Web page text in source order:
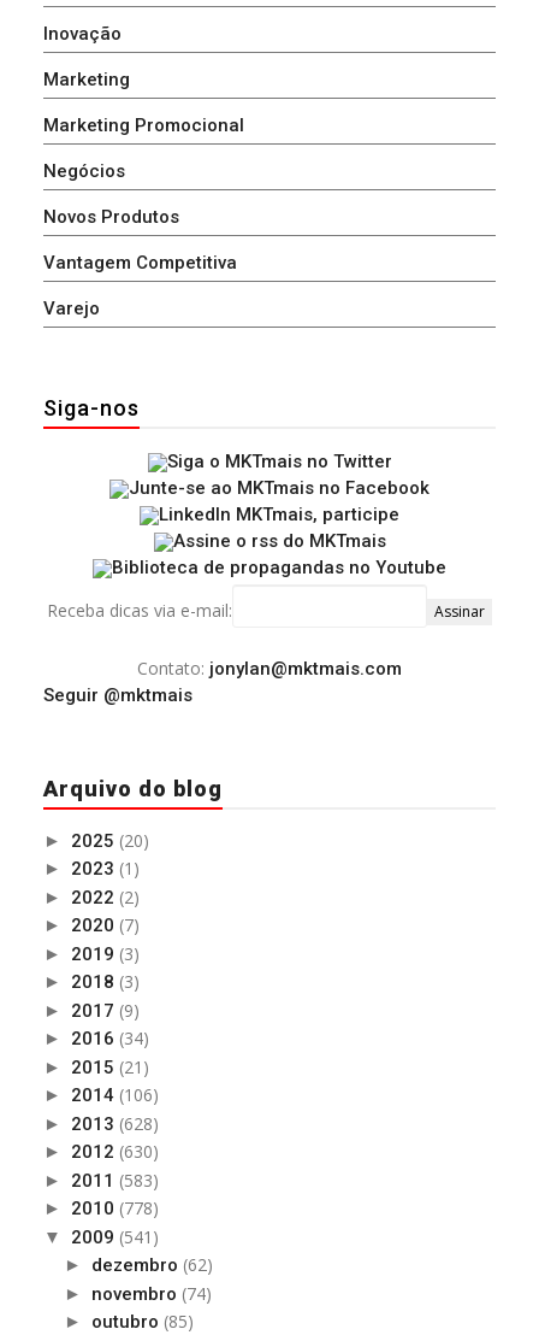
Inovação
Marketing
Marketing Promocional
Negócios
Novos Produtos
Vantagem Competitiva
Varejo
Siga-nos
Receba dicas via e-mail:
Contato: jonylan@mktmais.com
Seguir @mktmais
Arquivo do blog
► 2025 (20)
► 2023 (1)
► 2022 (2)
► 2020 (7)
► 2019 (3)
► 2018 (3)
► 2017 (9)
► 2016 (34)
► 2015 (21)
► 2014 (106)
► 2013 (628)
► 2012 (630)
► 2011 (583)
► 2010 (778)
▼ 2009 (541)
► dezembro (62)
► novembro (74)
► outubro (85)